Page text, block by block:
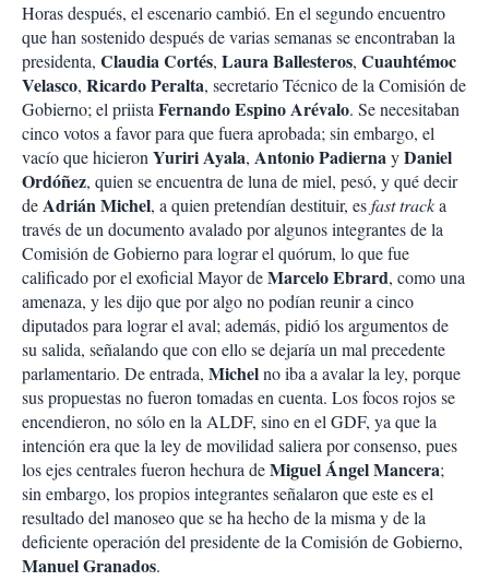
i
r
Horas después, el escenario cambió. En el segundo encuentro
que han sostenido después de varias semanas se encontraban la
presidenta, Claudia Cortés, LauraBallesteros, Cuauhtémoc
Velasco, RicardoPeralta, secretario Técnico de la Comisión de
Gobierno; el priista FernandoEspinoArévalo. Se necesitaban
cinco votos a favor para que fuera aprobada; sin embargo, el
vacío que hicieron YuririAyala, AntonioPadiernayDaniel
Ordóñez, quien se encuentra de luna de miel, pesó, y qué decir
deAdriánMichel, a quien pretendían destituir, esfast tracka
través de un documento avalado por algunos integrantes de la
Comisión de Gobierno para lograr el quórum, lo que fue
calificado por el exoficial Mayor deMarceloEbrard, como una
amenaza, y les dijo que por algo no podían reunir a cinco
diputados para lograr el aval; además, pidió los argumentos de
su salida, señalando que con ello se dejaría un mal precedente
parlamentario. De entrada, Michelno iba a avalar la ley, porque
sus propuestas no fueron tomadas en cuenta. Los focos rojos se
encendieron, no sólo en la ALDF, sino en el GDF, ya que la
intención era que la ley de movilidad saliera por consenso, pues
los ejes centrales fueron hechura deMiguelÁngelMancera;
sin embargo, los propios integrantes señalaron que este es el
resultado del manoseo que se ha hecho de la misma y de la
deficiente operación del presidente de la Comisión de Gobierno,
ManuelGranados.